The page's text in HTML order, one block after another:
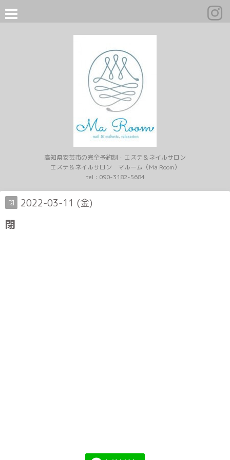
高知県安芸市の完全予約制・エステ＆ネイルサロン
エステ＆ネイルサロン マルーム（Ma Room）
tel : 090-3182-5684
閉 2022-03-11 (金)
閉